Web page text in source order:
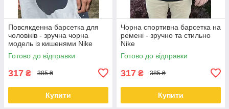
Повсякденна барсетка для
чоловіків - зручна чорна
модель із кишенями Nike
Готово до відправки
317 ₴ 385 ₴
Купити
Чорна спортивна барсетка на
ремені - зручно та стильно
Nike
Готово до відправки
317 ₴ 385 ₴
Купити